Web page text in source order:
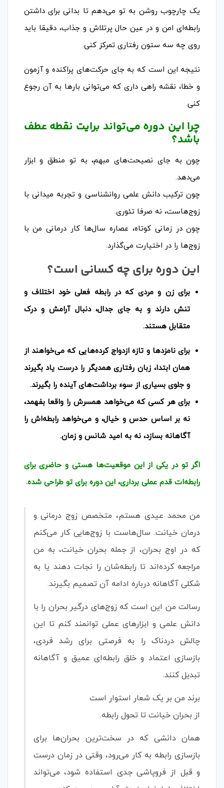
یک چارچوب روشن به تو می‌دهم تا بدانی برای داشتن
رابطه‌ای امن و در عین حال پرتلاش و جذاب، دقیقا باید
روی چه سه ستون رفتاری تمرکز کنی.
نتیجه این است که به جای حرکت‌های پراکنده و آزمون
و خطا، نقشه راهی داری که می‌توانی بارها به آن رجوع
کنی.
چرا این دوره می‌تواند برایت نقطه عطف
باشد؟
چون به جای نصیحت‌های مبهم، به تو منطق و ابزار
می‌دهد.
چون ترکیب دانش علمی روانشناسی و تجربه میدانی با
زوج‌هاست، نه صرفا تئوری.
چون در زمانی کوتاه، عصاره سال‌ها کار درمانی من با
زوج‌ها را در اختیارت می‌گذارد.
این دوره برای چه کسانی است؟
برای زن و مردی که در رابطه فعلی خود اختلاف و
تنش دارند و به جای جدال، دنبال آرامش و درک
متقابل هستند.
برای نامزدها و تازه ازدواج کرده‌هایی که می‌خواهند از
همان ابتدا، زبان رفتاری همدیگر را درست یاد بگیرند
و جلوی بسیاری از سوء برداشت‌های آینده را بگیرند.
برای هر کسی که می‌خواهد همسرش را واقعا بفهمد،
نه بر اساس حدس و خیال، و می‌خواهد رابطه‌اش را
آگاهانه بسازد، نه به امید شانس و زمان.
اگر تو در یکی از این موقعیت‌ها هستی و حاضری برای
رابطه‌ات قدم عملی برداری، این دوره برای تو طراحی شده.
من محمد عیدی هستم، متخصص زوج درمانی و
درمان خیانت. سال‌هاست با زوج‌هایی کار می‌کنم
که در اوج بحران، از جمله بحران خیانت، به من
مراجعه کرده‌اند تا رابطه‌شان را نجات دهند یا به
شکلی آگاهانه درباره ادامه آن تصمیم بگیرند.
رسالت من این است که زوج‌های درگیر بحران را با
دانش علمی و ابزارهای عملی توانمند کنم تا این
چالش دردناک را به فرصتی برای رشد فردی،
بازسازی اعتماد و خلق رابطه‌ای عمیق و آگاهانه
تبدیل کنند.
برند من بر یک شعار استوار است
از بحران خیانت تا تحول رابطه.
همان دانشی که در سخت‌ترین بحران‌ها برای
بازسازی رابطه به کار می‌رود، وقتی در زمان درست
و قبل از فروپاشی جدی استفاده شود، می‌تواند